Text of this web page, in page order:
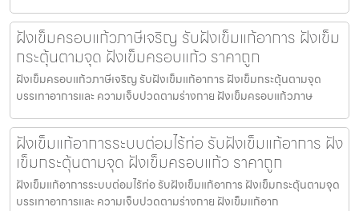
ฝังเข็มครอบแก้วภาษีเจริญ รับฝังเข็มแก้อาการ ฝังเข็ม
กระตุ้นตามจุด ฝังเข็มครอบแก้ว ราคาถูก
ฝังเข็มครอบแก้วภาษีเจริญ รับฝังเข็มแก้อาการ ฝังเข็มกระตุ้นตามจุด
บรรเทาอาการและ ความเจ็บปวดตามร่างกาย ฝังเข็มครอบแก้วภาษ
ฝังเข็มแก้อาการระบบต่อมไร้ท่อ รับฝังเข็มแก้อาการ ฝัง
เข็มกระตุ้นตามจุด ฝังเข็มครอบแก้ว ราคาถูก
ฝังเข็มแก้อาการระบบต่อมไร้ท่อ รับฝังเข็มแก้อาการ ฝังเข็มกระตุ้นตามจุด
บรรเทาอาการและ ความเจ็บปวดตามร่างกาย ฝังเข็มแก้อาก